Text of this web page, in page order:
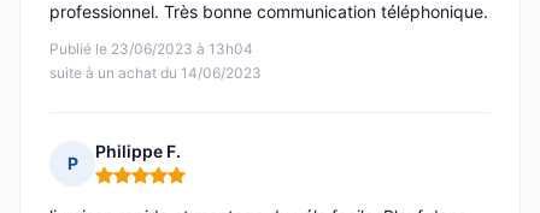
Publié le 23/06/2023 à 13h04
suite à un achat du 14/06/2023
professionnel. Très bonne communication téléphonique.
P
Philippe F.
Note : 5 sur 5